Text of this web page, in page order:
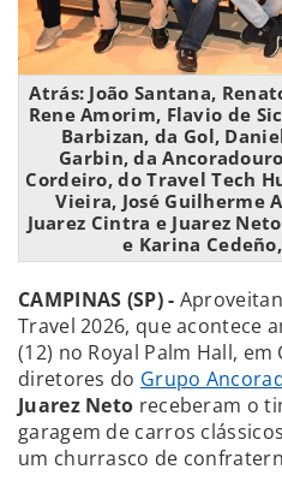
Atrás: João Santana,
Rene Amorim, Flavio de
Barbizan, da Gol,
Garbin, da
Cordeiro, do Travel Tech
Vieira, José Guilherme
Juarez Cintra e Juarez
e Karina Cedeño,
CAMPINAS (SP) -
Travel 2026, que acontece
(12) no Royal Palm Hall, em
diretores do Grupo
Juarez Neto receberam o
garagem de carros
um churrasco de